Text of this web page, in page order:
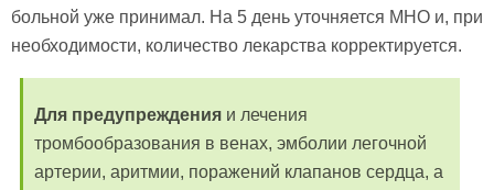
больной уже принимал. На 5 день уточняется МНО и, при
необходимости, количество лекарства корректируется.
Для предупреждения и лечения
тромбообразования в венах, эмболии легочной
артерии, аритмии, поражений клапанов сердца, а